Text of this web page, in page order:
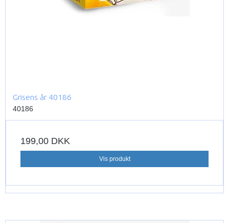
Grisens år 40186
40186
199,00 DKK
Vis produkt